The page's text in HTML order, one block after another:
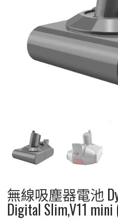
無線吸塵器電池
Digital Slim,V11